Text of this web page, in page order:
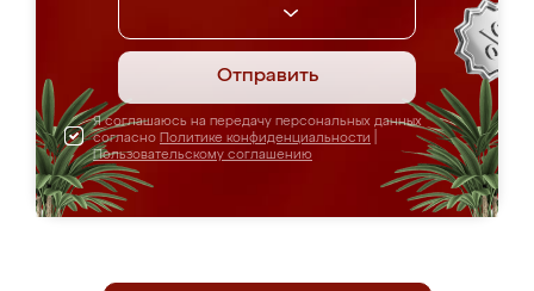
Отправить
Я соглашаюсь на передачу персональных данных
согласно Политике конфиденциальности
Пользовательскому соглашению